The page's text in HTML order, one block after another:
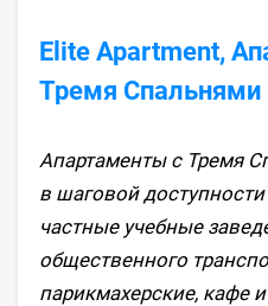
Elite Apartment,
Тремя Спальнями
Апартаменты с Тремя
в шаговой
частные учебные
общественного
парикмахерские, кафе